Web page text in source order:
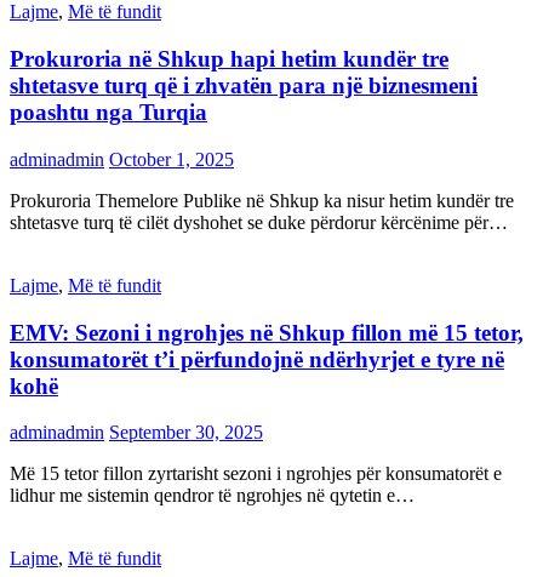
Lajme, Më të fundit
Prokuroria në Shkup hapi hetim kundër tre
shtetasve turq që i zhvatën para një biznesmeni
poashtu nga Turqia
adminadmin October 1, 2025
Prokuroria Themelore Publike në Shkup ka nisur hetim kundër tre
shtetasve turq të cilët dyshohet se duke përdorur kërcënime për…
Lajme, Më të fundit
EMV: Sezoni i ngrohjes në Shkup fillon më 15 tetor,
konsumatorët t’i përfundojnë ndërhyrjet e tyre në
kohë
adminadmin September 30, 2025
Më 15 tetor fillon zyrtarisht sezoni i ngrohjes për konsumatorët e
lidhur me sistemin qendror të ngrohjes në qytetin e…
Lajme, Më të fundit